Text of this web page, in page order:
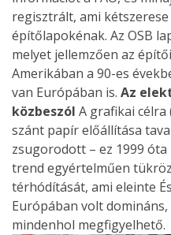
regisztrált, ami
építőlapokénak. Az OSB
melyet jellemzően az
Amerikában a 90-es
van Európában is. Az
közbeszól A grafikai
szánt papír előállítása
zsugorodott – ez 1999 óta
trend egyértelműen
térhódítását, ami eleinte
Európában volt
mindenhol megfigyelhető.